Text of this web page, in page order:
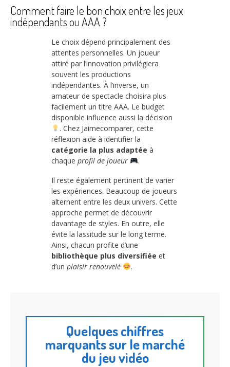
Comment faire le bon choix entre les jeux
indépendants ou AAA ?
Le choix dépend principalement des
attentes personnelles. Un joueur
attiré par l’innovation privilégiera
souvent les productions
indépendantes. À l’inverse, un
amateur de spectacle choisira plus
facilement un titre AAA. Le budget
disponible influence aussi la décision
. Chez Jaimecomparer, cette
réflexion aide à identifier la
catégorie la plus adaptée à
chaque profil de joueur
.
Il reste également pertinent de varier
les expériences. Beaucoup de joueurs
alternent entre les deux univers. Cette
approche permet de découvrir
davantage de styles. En outre, elle
évite la lassitude sur le long terme.
Ainsi, chacun profite d’une
bibliothèque plus diversifiée et
d’un plaisir renouvelé .
Quelques chiffres
marquants sur le marché
du jeu vidéo